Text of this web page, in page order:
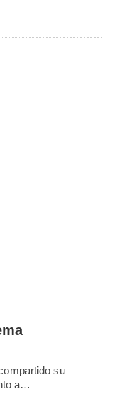
su
a…